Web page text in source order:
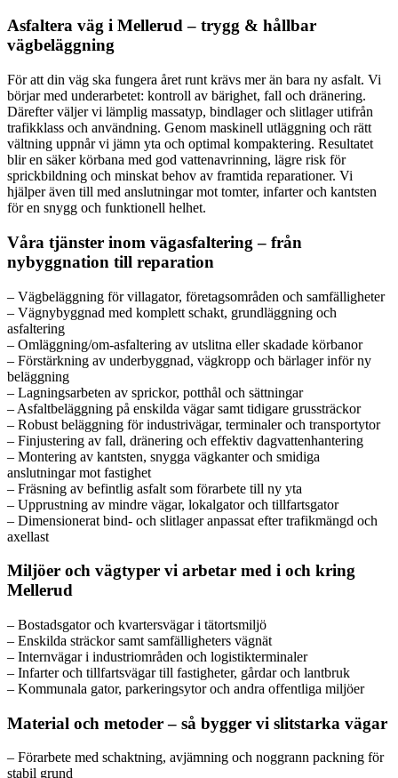
Asfaltera väg i Mellerud – trygg & hållbar
vägbeläggning
För att din väg ska fungera året runt krävs mer än bara ny asfalt. Vi
börjar med underarbetet: kontroll av bärighet, fall och dränering.
Därefter väljer vi lämplig massatyp, bindlager och slitlager utifrån
trafikklass och användning. Genom maskinell utläggning och rätt
vältning uppnår vi jämn yta och optimal kompaktering. Resultatet
blir en säker körbana med god vattenavrinning, lägre risk för
sprickbildning och minskat behov av framtida reparationer. Vi
hjälper även till med anslutningar mot tomter, infarter och kantsten
för en snygg och funktionell helhet.
Våra tjänster inom vägasfaltering – från
nybyggnation till reparation
– Vägbeläggning för villagator, företagsområden och samfälligheter
– Vägnybyggnad med komplett schakt, grundläggning och
asfaltering
– Omläggning/om-asfaltering av utslitna eller skadade körbanor
– Förstärkning av underbyggnad, vägkropp och bärlager inför ny
beläggning
– Lagningsarbeten av sprickor, potthål och sättningar
– Asfaltbeläggning på enskilda vägar samt tidigare grussträckor
– Robust beläggning för industrivägar, terminaler och transportytor
– Finjustering av fall, dränering och effektiv dagvattenhantering
– Montering av kantsten, snygga vägkanter och smidiga
anslutningar mot fastighet
– Fräsning av befintlig asfalt som förarbete till ny yta
– Upprustning av mindre vägar, lokalgator och tillfartsgator
– Dimensionerat bind- och slitlager anpassat efter trafikmängd och
axellast
Miljöer och vägtyper vi arbetar med i och kring
Mellerud
– Bostadsgator och kvartersvägar i tätortsmiljö
– Enskilda sträckor samt samfälligheters vägnät
– Internvägar i industriområden och logistikterminaler
– Infarter och tillfartsvägar till fastigheter, gårdar och lantbruk
– Kommunala gator, parkeringsytor och andra offentliga miljöer
Material och metoder – så bygger vi slitstarka vägar
– Förarbete med schaktning, avjämning och noggrann packning för
stabil grund